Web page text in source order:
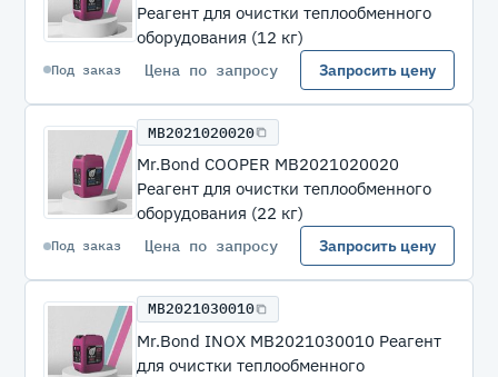
Реагент для очистки теплообменного
оборудования (12 кг)
Под заказ Цена по запросу Запросить цену
MB2021020020
Mr.Bond COOPER MB2021020020
Реагент для очистки теплообменного
оборудования (22 кг)
Под заказ Цена по запросу Запросить цену
MB2021030010
Mr.Bond INOX MB2021030010 Реагент
для очистки теплообменного